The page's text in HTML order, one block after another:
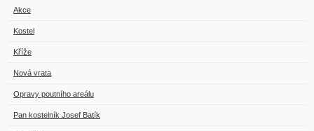
Akce
Kostel
Kříže
Nová vrata
Opravy poutního areálu
Pan kostelník Josef Batík